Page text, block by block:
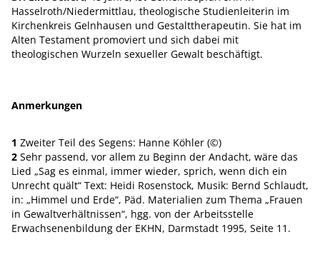
Hasselroth/Niedermittlau, theologische Studienleiterin im
Kirchenkreis Gelnhausen und Gestalttherapeutin. Sie hat im
Alten Testament promoviert und sich dabei mit
theologischen Wurzeln sexueller Gewalt beschäftigt.
Anmerkungen
1 Zweiter Teil des Segens: Hanne Köhler (©)
2 Sehr passend, vor allem zu Beginn der Andacht, wäre das
Lied „Sag es einmal, immer wieder, sprich, wenn dich ein
Unrecht quält“ Text: Heidi Rosenstock, Musik: Bernd Schlaudt,
in: „Himmel und Erde“, Päd. Materialien zum Thema „Frauen
in Gewaltverhältnissen“, hgg. von der Arbeitsstelle
Erwachsenenbildung der EKHN, Darmstadt 1995, Seite 11.